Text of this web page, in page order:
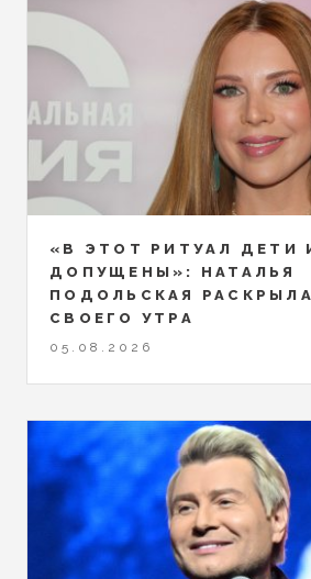
«В ЭТОТ РИТУАЛ ДЕТИ
ДОПУЩЕНЫ»: НАТАЛЬЯ
ПОДОЛЬСКАЯ
СВОЕГО УТРА
05.08.2026